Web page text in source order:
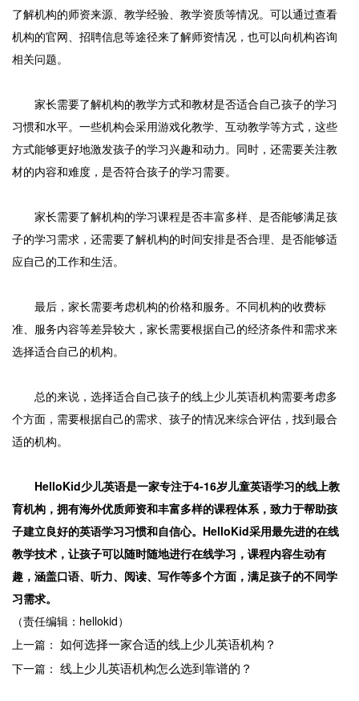
了解机构的师资来源、教学经验、教学资质等情况。可以通过查看
机构的官网、招聘信息等途径来了解师资情况，也可以向机构咨询
相关问题。
家长需要了解机构的教学方式和教材是否适合自己孩子的学习
习惯和水平。一些机构会采用游戏化教学、互动教学等方式，这些
方式能够更好地激发孩子的学习兴趣和动力。同时，还需要关注教
材的内容和难度，是否符合孩子的学习需要。
家长需要了解机构的学习课程是否丰富多样、是否能够满足孩
子的学习需求，还需要了解机构的时间安排是否合理、是否能够适
应自己的工作和生活。
最后，家长需要考虑机构的价格和服务。不同机构的收费标
准、服务内容等差异较大，家长需要根据自己的经济条件和需求来
选择适合自己的机构。
总的来说，选择适合自己孩子的线上少儿英语机构需要考虑多
个方面，需要根据自己的需求、孩子的情况来综合评估，找到最合
适的机构。
HelloKid少儿英语是一家专注于4-16岁儿童英语学习的线上教
育机构，拥有海外优质师资和丰富多样的课程体系，致力于帮助孩
子建立良好的英语学习习惯和自信心。HelloKid采用最先进的在线
教学技术，让孩子可以随时随地进行在线学习，课程内容生动有
趣，涵盖口语、听力、阅读、写作等多个方面，满足孩子的不同学
习需求。
（责任编辑：hellokid）
上一篇： 如何选择一家合适的线上少儿英语机构？
下一篇： 线上少儿英语机构怎么选到靠谱的？